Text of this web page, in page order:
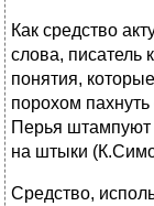
Как средство
слова, писатель
понятия,
порохом
Перья штампуют
на штыки
Средство,